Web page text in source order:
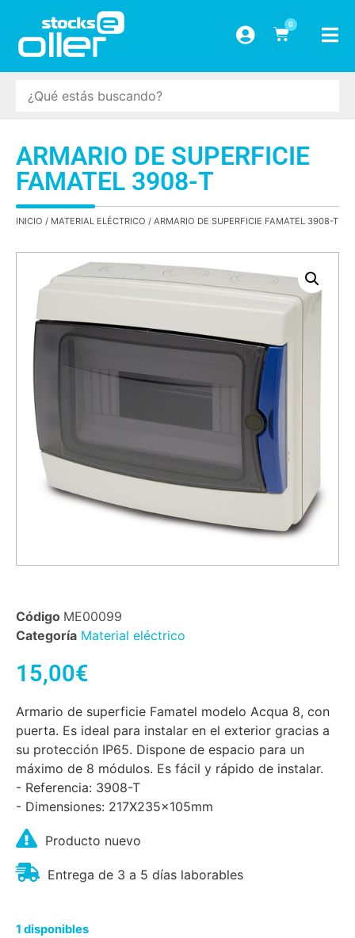
0
ARMARIO DE SUPERFICIE
FAMATEL 3908-T
INICIO / MATERIAL ELÉCTRICO / ARMARIO DE SUPERFICIE FAMATEL 3908-T
Código ME00099
Categoría Material eléctrico
15,00€
Armario de superficie Famatel modelo Acqua 8, con
puerta. Es ideal para instalar en el exterior gracias a
su protección IP65. Dispone de espacio para un
máximo de 8 módulos. Es fácil y rápido de instalar.
- Referencia: 3908-T
- Dimensiones: 217X235x105mm
Producto nuevo
Entrega de 3 a 5 días laborables
1 disponibles